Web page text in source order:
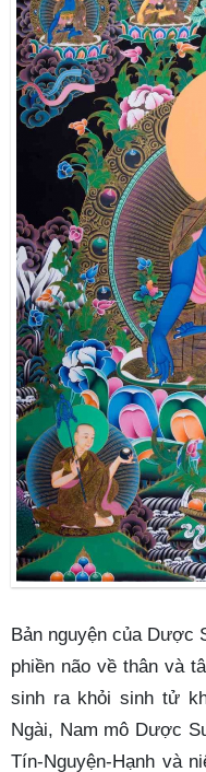
Bản nguyện của Dược
phiền não về thân và
sinh ra khỏi sinh tử
Ngài, Nam mô Dược
Tín-Nguyện-Hạnh và